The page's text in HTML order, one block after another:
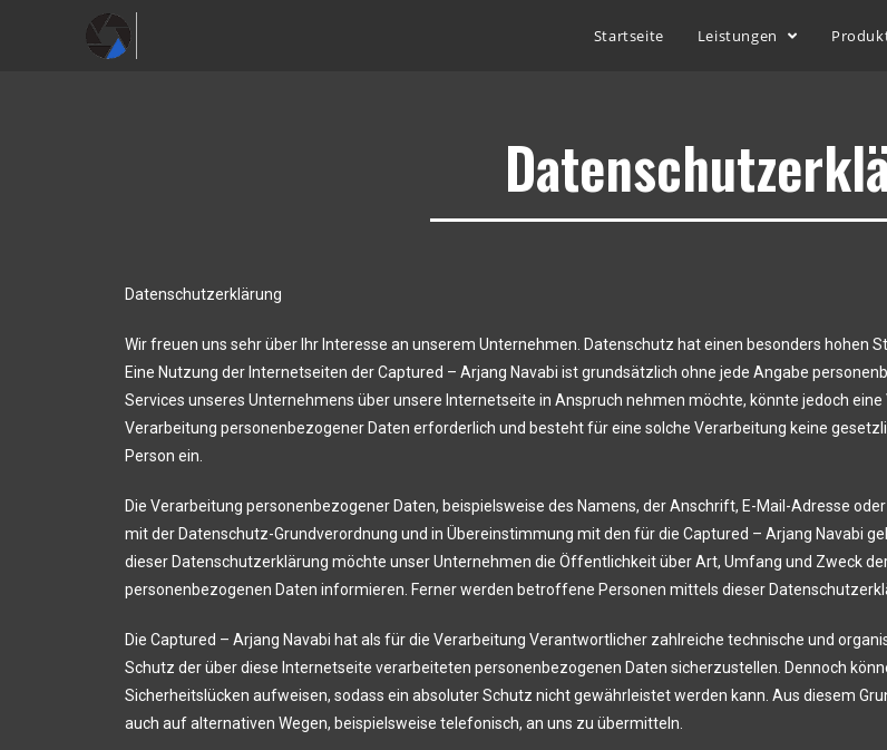
Startseite Leistungen
Datenschutzerklärung
Wir freuen uns sehr über Ihr Interesse an unserem Unternehmen. Datenschutz hat einen besonders hohen
Eine Nutzung der Internetseiten der Captured – Arjang Navabi ist grundsätzlich ohne jede Angabe
Services unseres Unternehmens über unsere Internetseite in Anspruch nehmen möchte, könnte jedoch
Verarbeitung personenbezogener Daten erforderlich und besteht für eine solche Verarbeitung keine
Person ein.
Die Verarbeitung personenbezogener Daten, beispielsweise des Namens, der Anschrift, E-Mail-Adresse
mit der Datenschutz-Grundverordnung und in Übereinstimmung mit den für die Captured – Arjang Navabi
dieser Datenschutzerklärung möchte unser Unternehmen die Öffentlichkeit über Art, Umfang und Zweck
personenbezogenen Daten informieren. Ferner werden betroffene Personen mittels dieser
Die Captured – Arjang Navabi hat als für die Verarbeitung Verantwortlicher zahlreiche technische und
Schutz der über diese Internetseite verarbeiteten personenbezogenen Daten sicherzustellen. Dennoch
Sicherheitslücken aufweisen, sodass ein absoluter Schutz nicht gewährleistet werden kann. Aus diesem
auch auf alternativen Wegen, beispielsweise telefonisch, an uns zu übermitteln.